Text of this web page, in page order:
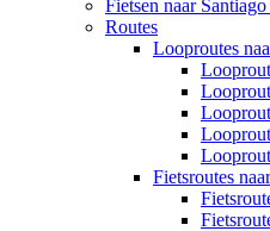
Fietsen naar
Routes
Looproutes
Fietsroutes